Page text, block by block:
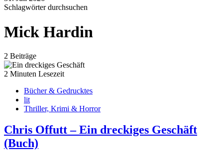
Schlagwörter durchsuchen
Mick Hardin
2 Beiträge
2 Minuten Lesezeit
Bücher & Gedrucktes
lit
Thriller, Krimi & Horror
Chris Offutt – Ein dreckiges Geschäft
(Buch)